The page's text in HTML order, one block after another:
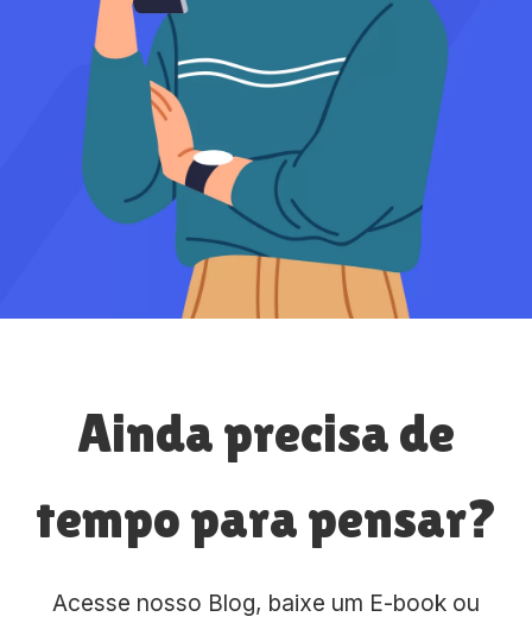
Ainda precisa de
tempo para pensar?
Acesse nosso Blog, baixe um E-book ou